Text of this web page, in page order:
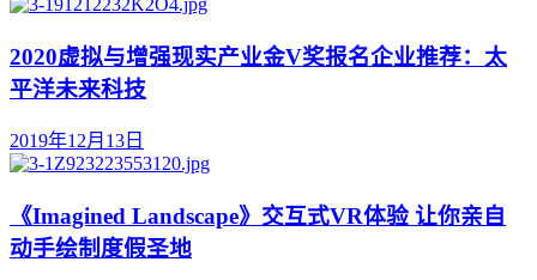
2020虚拟与增强现实产业金V奖报名企业推荐：太
平洋未来科技
2019年12月13日
《Imagined Landscape》交互式VR体验 让你亲自
动手绘制度假圣地